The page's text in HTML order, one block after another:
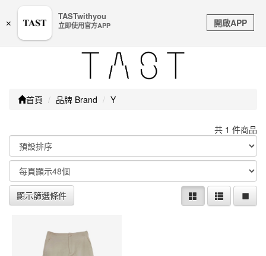
銀行帳戶或信用卡等個人資訊，如接到請立即掛斷或撥打
Toggle
navigation
首頁 品牌 Brand Y
共 1 件商品
顯示篩選條件
×
TASTwithyou
立即使用官方APP 開啟APP